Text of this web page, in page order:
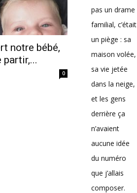
notre bébé,
partir,...
0
pas un drame
familial, c’était
un piège : sa
maison volée,
sa vie jetée
dans la neige,
et les gens
derrière ça
n’avaient
aucune idée
du numéro
que j’allais
composer.